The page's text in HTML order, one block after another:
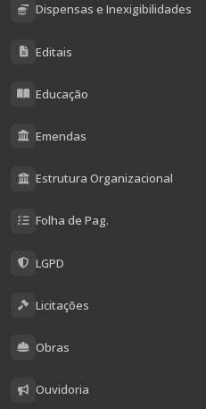
Dispensas e Inexigibilidades
Editais
Educação
Emendas
Estrutura Organizacional
Folha de Pag.
LGPD
Licitações
Obras
Ouvidoria